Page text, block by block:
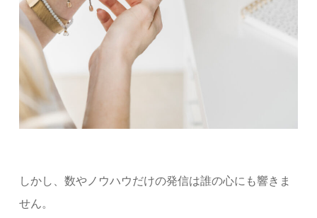
しかし、数やノウハウだけの発信は誰の心にも響きま
せん。